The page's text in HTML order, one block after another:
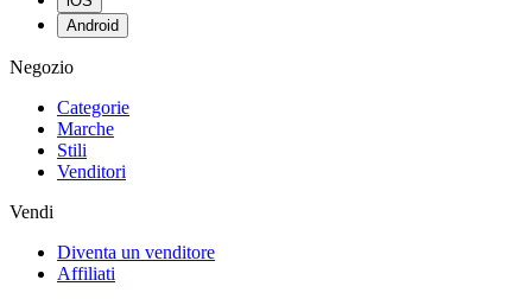
Android
Negozio
Categorie
Marche
Stili
Venditori
Vendi
Diventa un venditore
Affiliati